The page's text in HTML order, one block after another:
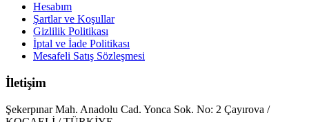
Hesabım
Şartlar ve Koşullar
Gizlilik Politikası
İptal ve İade Politikası
Mesafeli Satış Sözleşmesi
İletişim
Şekerpınar Mah. Anadolu Cad. Yonca Sok. No: 2 Çayırova /